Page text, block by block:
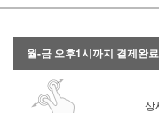
월-금 오후1시까지 결제완
상